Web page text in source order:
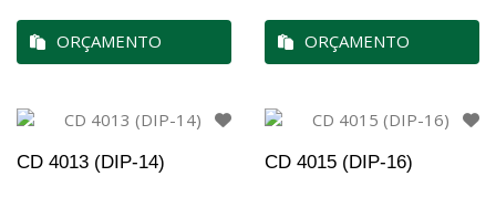
ORÇAMENTO ORÇAMENTO
CD 4013 (DIP-14) CD 4015 (DIP-16)